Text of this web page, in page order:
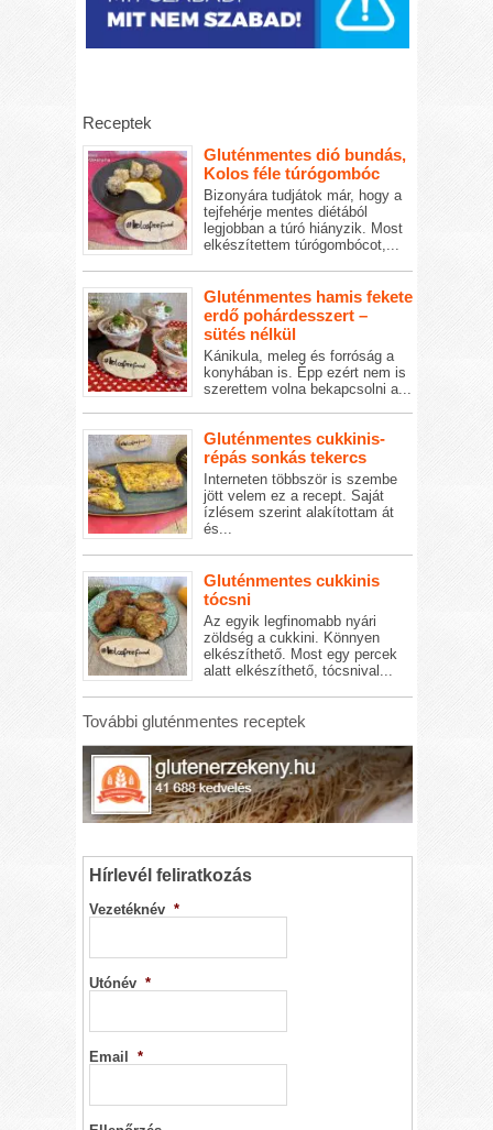
Receptek
Gluténmentes dió bundás,
Kolos féle túrógombóc
Bizonyára tudjátok már, hogy a
tejfehérje mentes diétából
legjobban a túró hiányzik. Most
elkészítettem túrógombócot,...
Gluténmentes hamis fekete
erdő pohárdesszert –
sütés nélkül
Kánikula, meleg és forróság a
konyhában is. Épp ezért nem is
szerettem volna bekapcsolni a...
Gluténmentes cukkinis-
répás sonkás tekercs
Interneten többször is szembe
jött velem ez a recept. Saját
ízlésem szerint alakítottam át
és...
Gluténmentes cukkinis
tócsni
Az egyik legfinomabb nyári
zöldség a cukkini. Könnyen
elkészíthető. Most egy percek
alatt elkészíthető, tócsnival...
További gluténmentes receptek
Hírlevél feliratkozás
Vezetéknév *
Utónév *
Email *